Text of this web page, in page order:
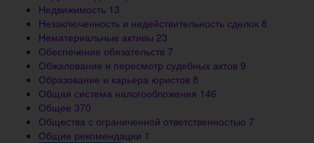
Недвижимость 13
Незаключенность и недействительность сделок 8
Нематериальные активы 23
Обеспечение обязательств 7
Обжалование и пересмотр судебных актов 9
Образование и карьера юристов 8
Общая система налогообложения 146
Общее 370
Общества с ограниченной ответственностью 7
Общие рекомендации 1